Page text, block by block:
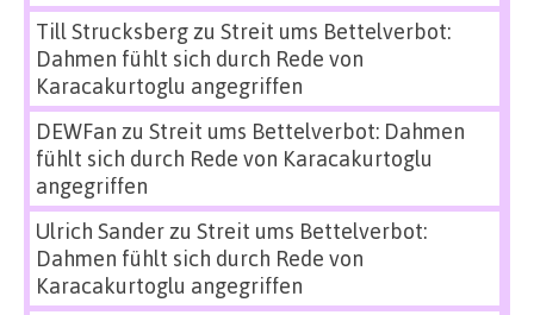
Till Strucksbergzu Streit ums Bettelverbot:
Dahmen fühlt sich durch Rede von
Karacakurtoglu angegriffen
DEWFan zu Streit ums Bettelverbot: Dahmen
fühlt sich durch Rede von Karacakurtoglu
angegriffen
Ulrich Sanderzu Streit ums Bettelverbot:
Dahmen fühlt sich durch Rede von
Karacakurtoglu angegriffen